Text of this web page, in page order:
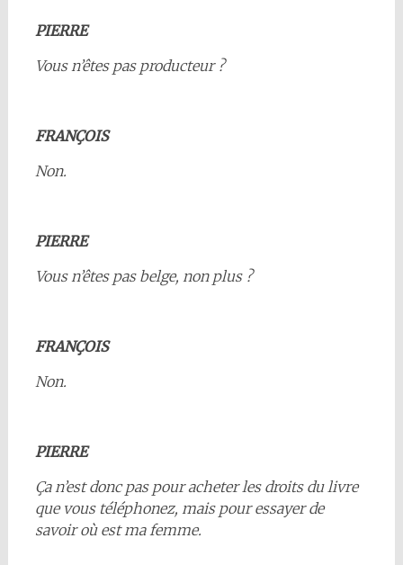
PIERRE
Vous n’êtes pas producteur ?
FRANÇOIS
Non.
PIERRE
Vous n’êtes pas belge, non plus ?
FRANÇOIS
Non.
PIERRE
Ça n’est donc pas pour acheter les droits du livre
que vous téléphonez, mais pour essayer de
savoir où est ma femme.